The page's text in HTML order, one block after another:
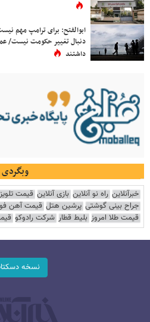
ابوالفتح: برای ترامپ مهم
دنبال تغییر حکومت نیست/
داشتند
وبگردی
خبرآنلاین راه نو آنلاین بازی آنلاین قیمت
جراح بینی گوشتی پرشین هتل قیمت آهن
قیمت طلا امروز بلیط قطار شرکت رادوکو
نسخه